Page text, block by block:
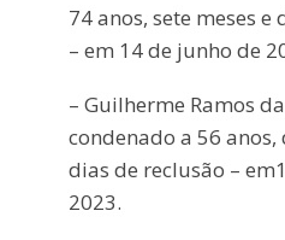
74 anos, sete meses
– em 14 de junho de
– Guilherme Ramos
condenado a 56 anos,
dias de reclusão –
2023.